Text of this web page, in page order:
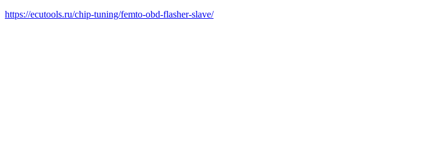
https://ecutools.ru/chip-tuning/femto-obd-flasher-slave/